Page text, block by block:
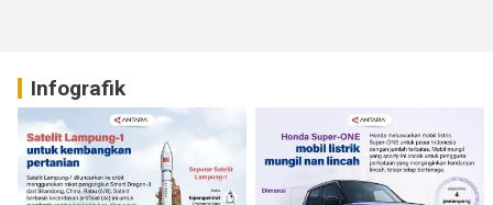
Infografik